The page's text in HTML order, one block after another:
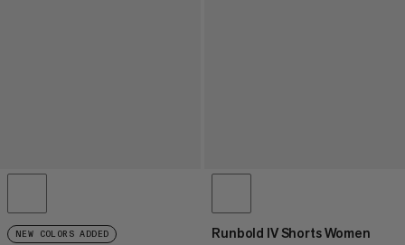
NEW COLORS ADDED Runbold IV Shorts Women